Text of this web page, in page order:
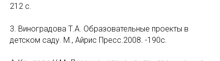
212 с.
3. Виноградова Т.А. Образовательные проекты в
детском саду. М., Айрис Пресс.2008. -190с.